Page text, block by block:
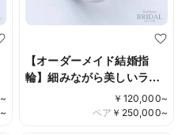
~
~
【オーダーメイド結婚指
輪】細みながら美しいライ
ン】エタニティーリング
￥ 120,000~
￥ 250,000~
ペア